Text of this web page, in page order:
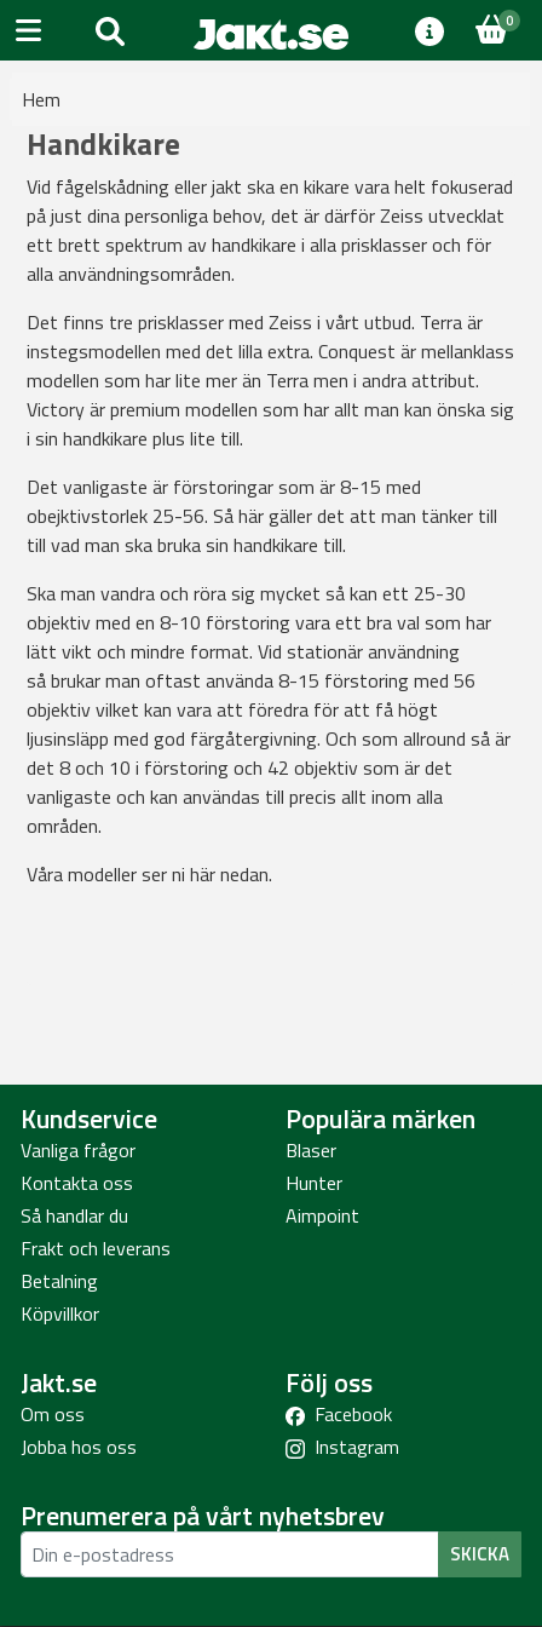
0
Hem
Handkikare
Vid fågelskådning eller jakt ska en kikare vara helt fokuserad
på just dina personliga behov, det är därför Zeiss utvecklat
ett brett spektrum av handkikare i alla prisklasser och för
alla användningsområden.
Det finns tre prisklasser med Zeiss i vårt utbud. Terra är
instegsmodellen med det lilla extra. Conquest är mellanklass
modellen som har lite mer än Terra men i andra attribut.
Victory är premium modellen som har allt man kan önska sig
i sin handkikare plus lite till.
Det vanligaste är förstoringar som är 8-15 med
obejktivstorlek 25-56. Så här gäller det att man tänker till
till vad man ska bruka sin handkikare till.
Ska man vandra och röra sig mycket så kan ett 25-30
objektiv med en 8-10 förstoring vara ett bra val som har
lätt vikt och mindre format. Vid stationär användning
så brukar man oftast använda 8-15 förstoring med 56
objektiv vilket kan vara att föredra för att få högt
ljusinsläpp med god färgåtergivning. Och som allround så är
det 8 och 10 i förstoring och 42 objektiv som är det
vanligaste och kan användas till precis allt inom alla
områden.
Våra modeller ser ni här nedan.
Kundservice
Vanliga frågor
Kontakta oss
Så handlar du
Frakt och leverans
Betalning
Köpvillkor
Populära märken
Blaser
Hunter
Aimpoint
Jakt.se
Om oss
Jobba hos oss
Följ oss
Facebook
Instagram
Prenumerera på vårt nyhetsbrev
SKICKA